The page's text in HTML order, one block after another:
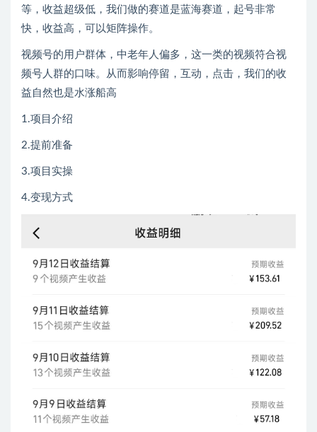
等，收益超级低，我们做的赛道是蓝海赛道，起号非常
快，收益高，可以矩阵操作。
视频号的用户群体，中老年人偏多，这一类的视频符合视
频号人群的口味。从而影响停留，互动，点击，我们的收
益自然也是水涨船高
1.项目介绍
2.提前准备
3.项目实操
4.变现方式